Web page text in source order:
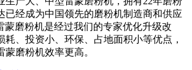
已经成为中国领先的磨粉机制造商和供应
蒙磨粉机是经过我们的专家优化升级改
耗、投资小、环保、占地面积小等优点，
蒙磨粉机效率更高。